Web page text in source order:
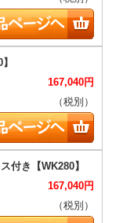
167,040円
（税別）
167,040円
（税別）